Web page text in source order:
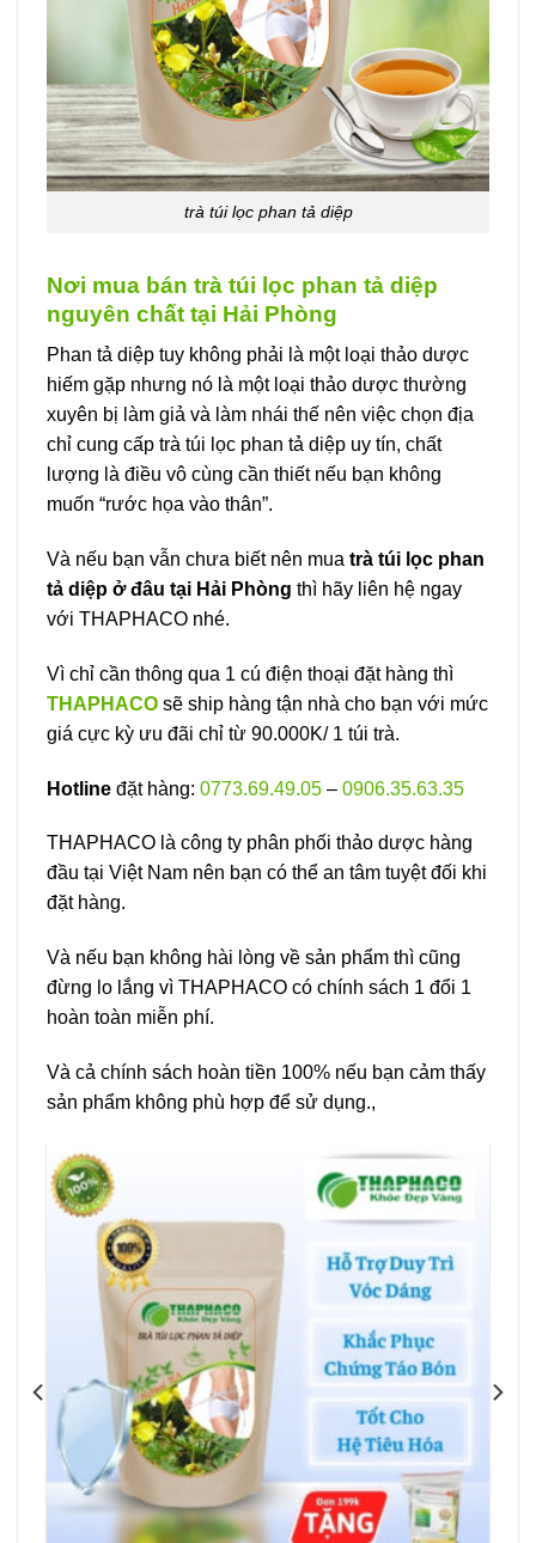
trà túi lọc phan tả diệp
Nơi mua bán trà túi lọc phan tả diệp
nguyên chất tại Hải Phòng
Phan tả diệp tuy không phải là một loại thảo dược
hiếm gặp nhưng nó là một loại thảo dược thường
xuyên bị làm giả và làm nhái thế nên việc chọn địa
chỉ cung cấp trà túi lọc phan tả diệp uy tín, chất
lượng là điều vô cùng cần thiết nếu bạn không
muốn “rước họa vào thân”.
Và nếu bạn vẫn chưa biết nên mua trà túi lọc phan
tả diệp ở đâu tại Hải Phòng thì hãy liên hệ ngay
với THAPHACO nhé.
Vì chỉ cần thông qua 1 cú điện thoại đặt hàng thì
THAPHACO sẽ ship hàng tận nhà cho bạn với mức
giá cực kỳ ưu đãi chỉ từ 90.000K/ 1 túi trà.
Hotline đặt hàng: 0773.69.49.05 – 0906.35.63.35
THAPHACO là công ty phân phối thảo dược hàng
đầu tại Việt Nam nên bạn có thể an tâm tuyệt đối khi
đặt hàng.
Và nếu bạn không hài lòng về sản phẩm thì cũng
đừng lo lắng vì THAPHACO có chính sách 1 đổi 1
hoàn toàn miễn phí.
Và cả chính sách hoàn tiền 100% nếu bạn cảm thấy
sản phẩm không phù hợp để sử dụng.,